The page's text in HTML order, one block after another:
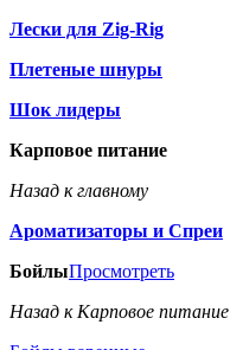
Лески для Zig-Rig
Плетеные шнуры
Шок лидеры
Карповое питание
Назад к главному
Ароматизаторы и Спреи
БойлыПросмотреть
Назад к Карповое питание